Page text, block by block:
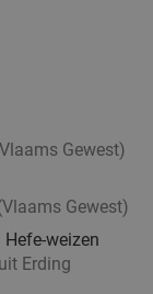
Gewest)
Gewest)
weizen
Erding